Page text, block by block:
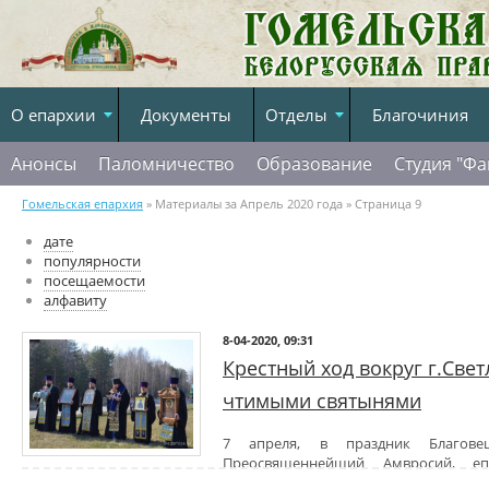
О епархии Документы Отделы Благочиния
Анонсы Паломничество Образование Студия
Гомельская епархия » Материалы за Апрель 2020 года » Страница 9
дате
популярности
посещаемости
алфавиту
8-04-2020, 09:31
Крестный ход вокруг
чтимыми святынями
7 апреля, в праздник
Преосвященнейший Амвросий,